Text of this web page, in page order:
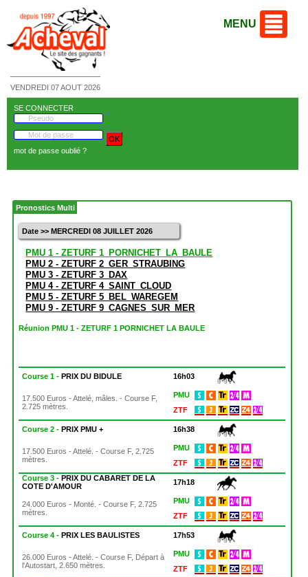
VENDREDI 07 AOUT 2026
MENU
SE CONNECTER
mot de passe oublié ?
Pronostics Multi
Date >> MERCREDI 08 JUILLET 2026
PMU 1 - ZETURF 1_PORNICHET_LA_BAULE
PMU 2 - ZETURF 2_GER_STRAUBING
PMU 3 - ZETURF 3_DAX
PMU 4 - ZETURF 4_SAINT_CLOUD
PMU 5 - ZETURF 5_BEL_WAREGEM
PMU 9 - ZETURF 9_CAGNES_SUR_MER
Réunion PMU 1 - ZETURF 1 PORNICHET LA BAULE
Course 1 -PRIX DU BIDULE 16h03
17.500 Euros - Attelé, mâles. - Course F,
2.725 mètres.
PMU
ZTF
Course 2 -PRIX PMU + 16h38
17.500 Euros - Attelé. - Course F, 2.725
mètres.
PMU
ZTF
Course 3 -PRIX DU CABARET DE LA
COTE D'AMOUR
17h18
24.000 Euros - Monté. - Course F, 2.725
mètres.
PMU
ZTF
Course 4 -PRIX LES BAULISTES 17h53
26.000 Euros - Attelé. - Course F, Départ à
l'Autostart, 2.650 mètres.
PMU
ZTF